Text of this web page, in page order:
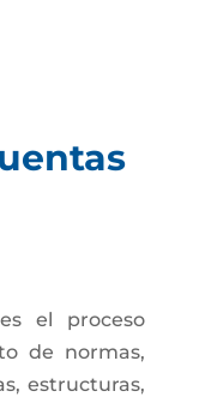
el proceso
de normas,
estructuras,